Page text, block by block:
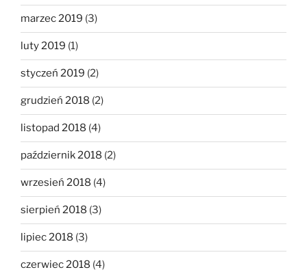
marzec 2019 (3)
luty 2019 (1)
styczeń 2019 (2)
grudzień 2018 (2)
listopad 2018 (4)
październik 2018 (2)
wrzesień 2018 (4)
sierpień 2018 (3)
lipiec 2018 (3)
czerwiec 2018 (4)